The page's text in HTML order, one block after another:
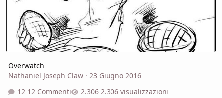
Overwatch
Nathaniel Joseph Claw· 23 Giugno 2016
12 Commenti
2.306 visualizzazioni